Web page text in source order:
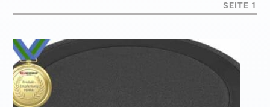
SEITE 1